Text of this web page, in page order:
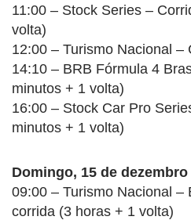
11:00 – Stock Series –
volta)
12:00 – Turismo Nacional –
14:10 – BRB Fórmula 4
minutos + 1 volta)
16:00 – Stock Car Pro
minutos + 1 volta)
Domingo, 15 de dezembro
09:00 – Turismo Nacional –
corrida (3 horas + 1 volta)